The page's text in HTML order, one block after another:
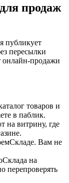
продаж
публикует
пересылки
онлайн-продажи
товаров и
в паблик.
на витрину, где
Вам не
на
перепроверять